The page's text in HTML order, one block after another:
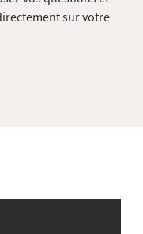
sur votre